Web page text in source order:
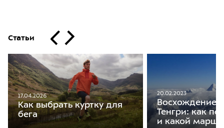
Статьи
17.04.2026
Как выбрать куртку для
бега
20.02.2023
Восхождение
Тенгри: как
и какой